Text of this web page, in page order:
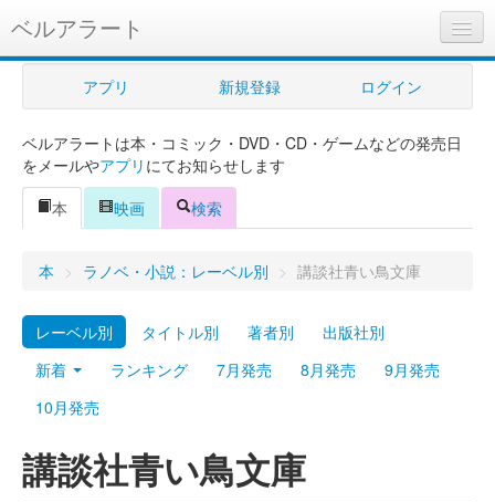
ベルアラート
ベルアラートとは
ヘルプ
新規登録
ログイン
Myシェルフ
プレミアム
アプリ 新規登録 ログイン
ベルアラートは本・コミック・DVD・CD・ゲームなどの発売日
をメールやアプリ にてお知らせします
本
映画 検索
本 > ラノベ・小説：レーベル別 > 講談社青い鳥文庫
レーベル別 タイトル別 著者別
出版社別
新着
ランキング 7月発売 8月発売
9月発売
10月発売
講談社青い鳥文庫